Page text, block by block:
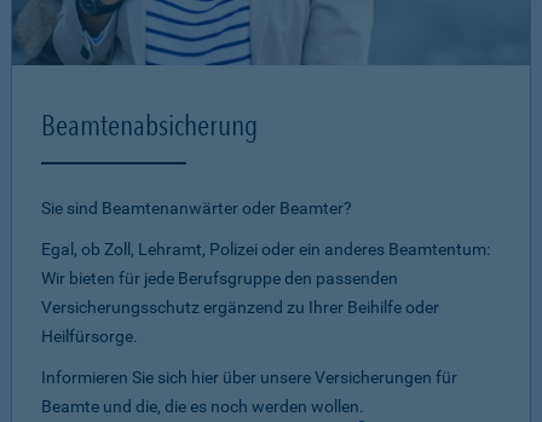
Beamtenabsicherung
Sie sind Beamtenanwärter oder Beamter?
Egal, ob Zoll, Lehramt, Polizei oder ein anderes Beamtentum:
Wir bieten für jede Berufsgruppe den passenden
Versicherungsschutz ergänzend zu Ihrer Beihilfe oder
Heilfürsorge.
Informieren Sie sich hier über unsere Versicherungen für
Beamte und die, die es noch werden wollen.